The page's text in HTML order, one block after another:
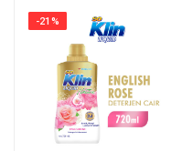
-21%